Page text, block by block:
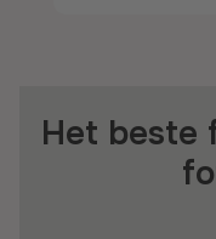
Het beste